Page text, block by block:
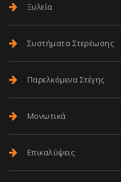
Ξυλεία
Συστήματα Στερέωσης
Παρελκόμενα Στέγης
Μονωτικά
Επικαλύψεις